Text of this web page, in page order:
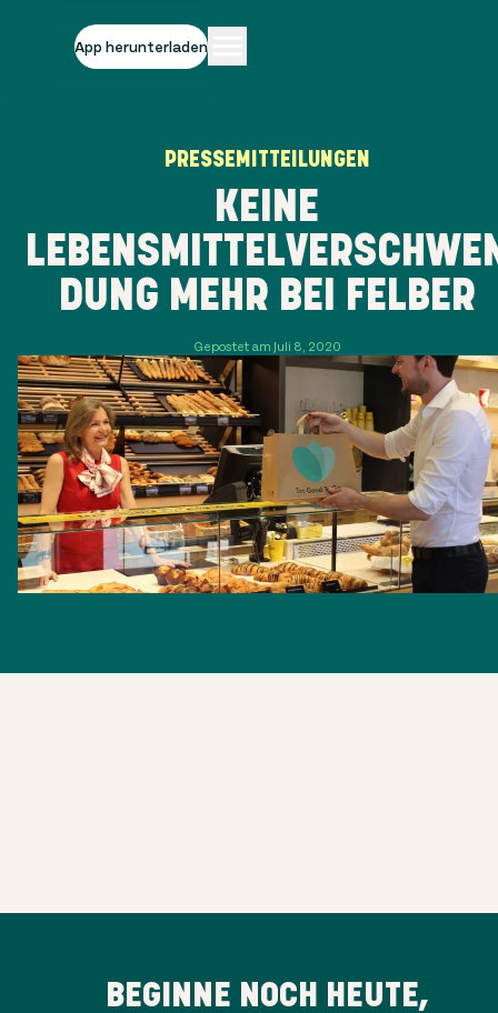
App herunterladen
PRESSEMITTEILUNGEN
KEINE
DUNG MEHR BEI FELBER
Gepostet am Juli 8, 2020
BEGINNE NOCH HEUTE,